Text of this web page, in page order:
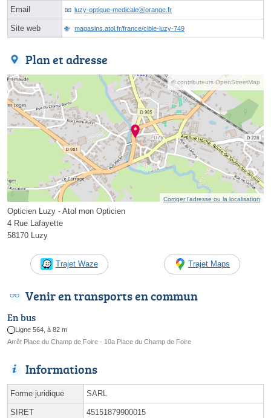
Email luzy-optique-medicaleⓐorange.fr
Site web magasins.atol.fr/france/cible-luzy-749
Plan et adresse
© contributeurs OpenStreetMap
Corriger l’adresse ou la localisation
Opticien Luzy - Atol mon Opticien
4 Rue Lafayette
58170 Luzy
Trajet Waze Trajet Maps
Venir en transports en commun
En bus
Ligne 564, à 82 m
Arrêt Place du Champ de Foire - 10a Place du Champ de Foire
Informations
Forme juridique SARL
SIRET 45151879900015